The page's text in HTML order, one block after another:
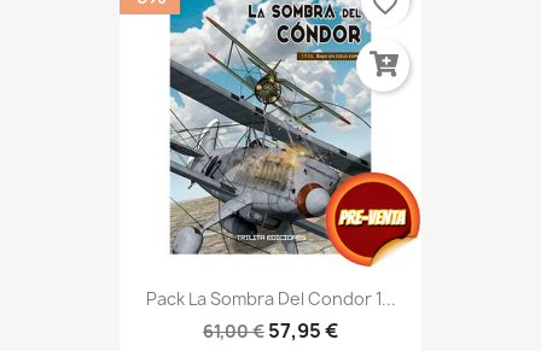
Pack La Sombra Del Condor 1...
61,00 € 57,95 €